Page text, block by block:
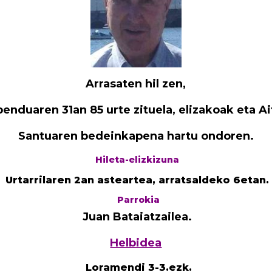
Arrasaten hil zen,
31an 85 urte zituela, elizakoak eta
Santuaren bedeinkapena hartu ondoren.
Hileta-elizkizuna
Urtarrilaren 2an asteartea, arratsaldeko 6etan.
Parrokia
Juan Bataiatzailea.
Helbidea
Loramendi 3-3.ezk.